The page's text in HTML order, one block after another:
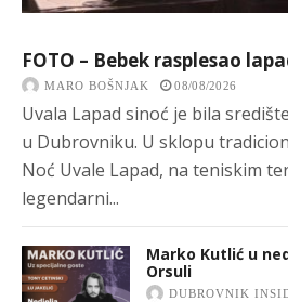
FOTO – Bebek rasplesao
MARO BOŠNJAK 08/08/2026
Uvala Lapad sinoć je bila
u Dubrovniku. U sklopu
Noć Uvale Lapad, na teniskim
legendarni...
Marko Kutlić u
Orsuli
DUBROVNIK